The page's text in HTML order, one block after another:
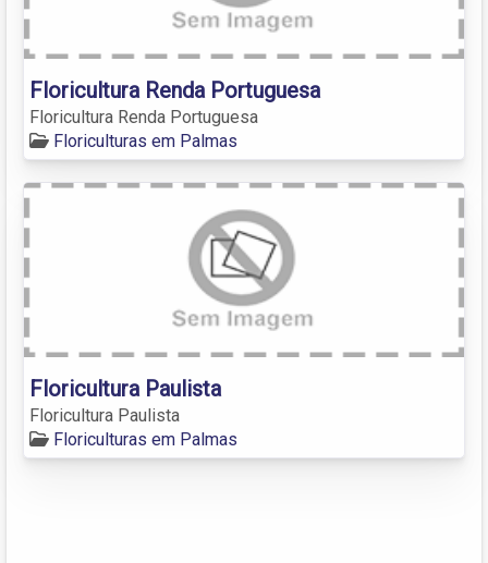
Floricultura Renda Portuguesa
Floricultura Renda Portuguesa
Floriculturas em Palmas
Floricultura Paulista
Floricultura Paulista
Floriculturas em Palmas